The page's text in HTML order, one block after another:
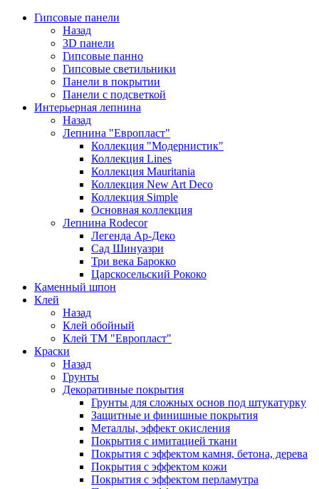
Гипсовые панели
Назад
3D панели
Гипсовые панно
Гипсовые светильники
Панели в покрытии
Панели с подсветкой
Интерьерная лепнина
Назад
Лепнина "Европласт"
Коллекция "Модернистик"
Коллекция Lines
Коллекция Mauritania
Коллекция New Art Deco
Коллекция Simple
Основная коллекция
Лепнина Rodecor
Легенда Ар-Деко
Сад Шинуазри
Три века Барокко
Царскосельский Рококо
Каменный шпон
Клей
Назад
Клей обойный
Клей ТМ "Европласт"
Краски
Назад
Грунты
Декоративные покрытия
Грунты для сложных основ под штукатурку
Защитные и финишные покрытия
Металлы, эффект окисления
Покрытия с имитацией ткани
Покрытия с эффектом камня, бетона, дерева
Покрытия с эффектом кожи
Покрытия с эффектом перламутра